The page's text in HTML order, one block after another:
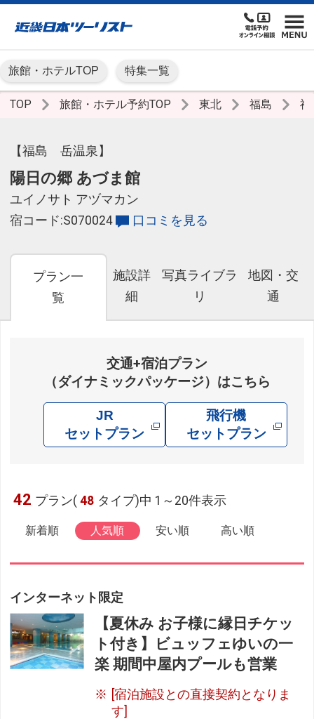
旅館・ホテルTOP 特集一覧
TOP 旅館・ホテル予約TOP 東北 福島 福
【福島 岳温泉】
陽日の郷 あづま館
ユイノサト アヅマカン
宿コード:S070024
口コミを見る
プラン一
覧
施設詳
細
写真ライブラ
リ
地図・交
通
交通+宿泊プラン
（ダイナミックパッケージ）はこちら
JR
セットプラン
飛行機
セットプラン
42 プラン( 48 タイプ)中 1～20件表示
新着順 人気順 安い順 高い順
インターネット限定
【夏休み お子様に縁日チケッ
ト付き】ビュッフェゆいの一
楽 期間中屋内プールも営業
[宿泊施設との直接契約となりま
す]